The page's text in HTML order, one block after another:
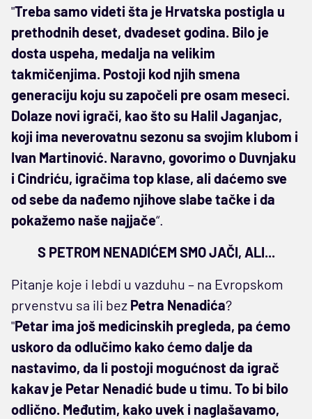
"Treba samo videti šta je Hrvatska postigla u
prethodnih deset, dvadeset godina. Bilo je
dosta uspeha, medalja na velikim
takmičenjima. Postoji kod njih smena
generaciju koju su započeli pre osam meseci.
Dolaze novi igrači, kao što su Halil Jaganjac,
koji ima neverovatnu sezonu sa svojim klubom i
Ivan Martinović. Naravno, govorimo o Duvnjaku
i Cindriću, igračima top klase, ali daćemo sve
od sebe da nađemo njihove slabe tačke i da
pokažemo naše najjače“.
S PETROM NENADIĆEM SMO JAČI, ALI...
Pitanje koje i lebdi u vazduhu – na Evropskom
prvenstvu sa ili bez Petra Nenadića?
"Petar ima još medicinskih pregleda, pa ćemo
uskoro da odlučimo kako ćemo dalje da
nastavimo, da li postoji mogućnost da igrač
kakav je Petar Nenadić bude u timu. To bi bilo
odlično. Međutim, kako uvek i naglašavamo,